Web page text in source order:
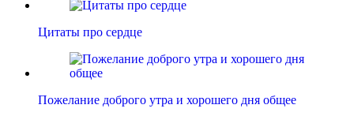
Цитаты про сердце
Пожелание доброго утра и хорошего дня общее